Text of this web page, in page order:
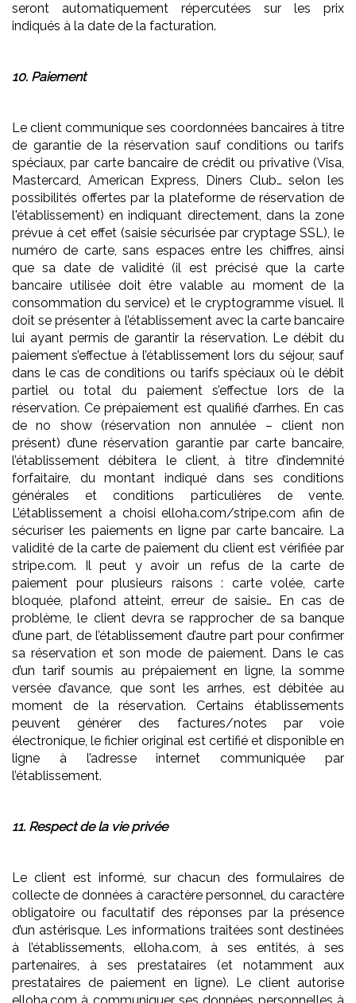
seront automatiquement répercutées sur les prix
indiqués à la date de la facturation.
10. Paiement
Le client communique ses coordonnées bancaires à titre
de garantie de la réservation sauf conditions ou tarifs
spéciaux, par carte bancaire de crédit ou privative (Visa,
Mastercard, American Express, Diners Club… selon les
possibilités offertes par la plateforme de réservation de
l'établissement) en indiquant directement, dans la zone
prévue à cet effet (saisie sécurisée par cryptage SSL), le
numéro de carte, sans espaces entre les chiffres, ainsi
que sa date de validité (il est précisé que la carte
bancaire utilisée doit être valable au moment de la
consommation du service) et le cryptogramme visuel. Il
doit se présenter à l’établissement avec la carte bancaire
lui ayant permis de garantir la réservation. Le débit du
paiement s’effectue à l’établissement lors du séjour, sauf
dans le cas de conditions ou tarifs spéciaux où le débit
partiel ou total du paiement s’effectue lors de la
réservation. Ce prépaiement est qualifié d’arrhes. En cas
de no show (réservation non annulée – client non
présent) d’une réservation garantie par carte bancaire,
l’établissement débitera le client, à titre d’indemnité
forfaitaire, du montant indiqué dans ses conditions
générales et conditions particulières de vente.
L’établissement a choisi elloha.com/stripe.com afin de
sécuriser les paiements en ligne par carte bancaire. La
validité de la carte de paiement du client est vérifiée par
stripe.com. Il peut y avoir un refus de la carte de
paiement pour plusieurs raisons : carte volée, carte
bloquée, plafond atteint, erreur de saisie… En cas de
problème, le client devra se rapprocher de sa banque
d’une part, de l’établissement d’autre part pour confirmer
sa réservation et son mode de paiement. Dans le cas
d’un tarif soumis au prépaiement en ligne, la somme
versée d’avance, que sont les arrhes, est débitée au
moment de la réservation. Certains établissements
peuvent générer des factures/notes par voie
électronique, le fichier original est certifié et disponible en
ligne à l’adresse internet communiquée par
l’établissement.
11. Respect de la vie privée
Le client est informé, sur chacun des formulaires de
collecte de données à caractère personnel, du caractère
obligatoire ou facultatif des réponses par la présence
d’un astérisque. Les informations traitées sont destinées
à l’établissements, elloha.com, à ses entités, à ses
partenaires, à ses prestataires (et notamment aux
prestataires de paiement en ligne). Le client autorise